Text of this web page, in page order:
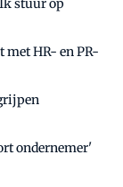
stuur op
met HR- en PR-
ondernemer'